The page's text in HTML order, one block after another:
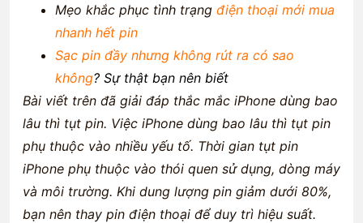
Mẹo khắc phục tình trạng điện thoại mới mua
nhanh hết pin
Sạc pin đầy nhưng không rút ra có sao
không? Sự thật bạn nên biết
Bài viết trên đã giải đáp thắc mắc iPhone dùng bao
lâu thì tụt pin. Việc iPhone dùng bao lâu thì tụt pin
phụ thuộc vào nhiều yếu tố. Thời gian tụt pin
iPhone phụ thuộc vào thói quen sử dụng, dòng máy
và môi trường. Khi dung lượng pin giảm dưới 80%,
bạn nên thay pin điện thoại để duy trì hiệu suất.